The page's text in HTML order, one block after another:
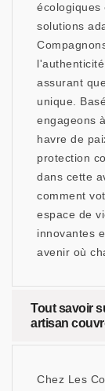
écologiques
solutions
assurant
unique.
engageons
havre de
protection
dans cette
comment
espace de
innovantes
avenir où
Tout savoir
artisan
Chez Les